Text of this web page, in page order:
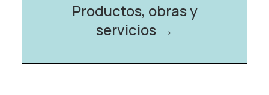
Productos, obras y
servicios →️